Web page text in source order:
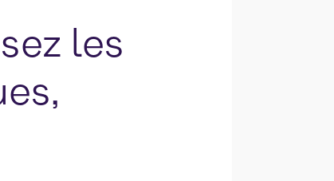
les